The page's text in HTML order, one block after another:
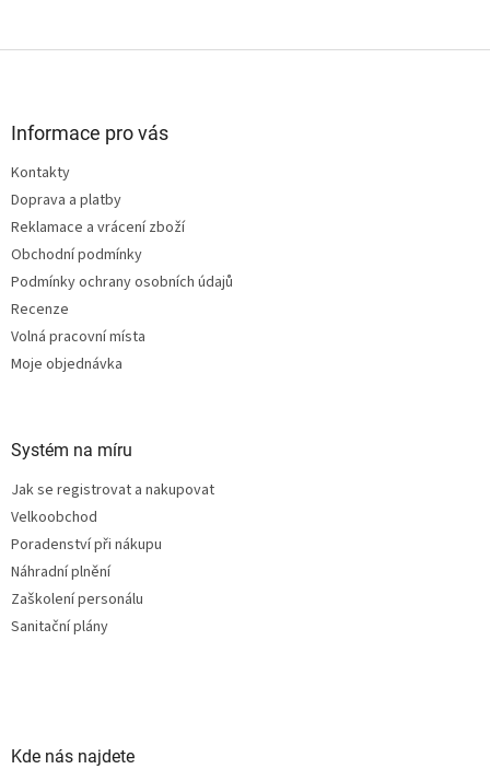
Informace pro vás
Kontakty
Doprava a platby
Reklamace a vrácení zboží
Obchodní podmínky
Podmínky ochrany osobních údajů
Recenze
Volná pracovní místa
Moje objednávka
Systém na míru
Jak se registrovat a nakupovat
Velkoobchod
Poradenství při nákupu
Náhradní plnění
Zaškolení personálu
Sanitační plány
Kde nás najdete